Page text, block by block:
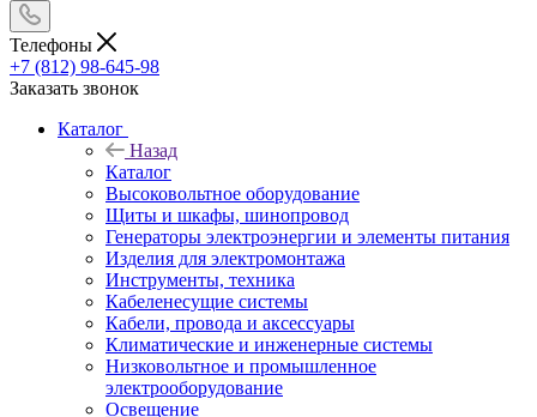
Телефоны
+7 (812) 98-645-98
Заказать звонок
Каталог
Назад
Каталог
Высоковольтное оборудование
Щиты и шкафы, шинопровод
Генераторы электроэнергии и элементы питания
Изделия для электромонтажа
Инструменты, техника
Кабеленесущие системы
Кабели, провода и аксессуары
Климатические и инженерные системы
Низковольтное и промышленное
электрооборудование
Освещение